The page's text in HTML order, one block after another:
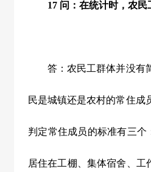
17 问：在统计时，农
答：农民工群体并没有
民是城镇还是农村的常住成
判定常住成员的标准有三
居住在工棚、集体宿舍、